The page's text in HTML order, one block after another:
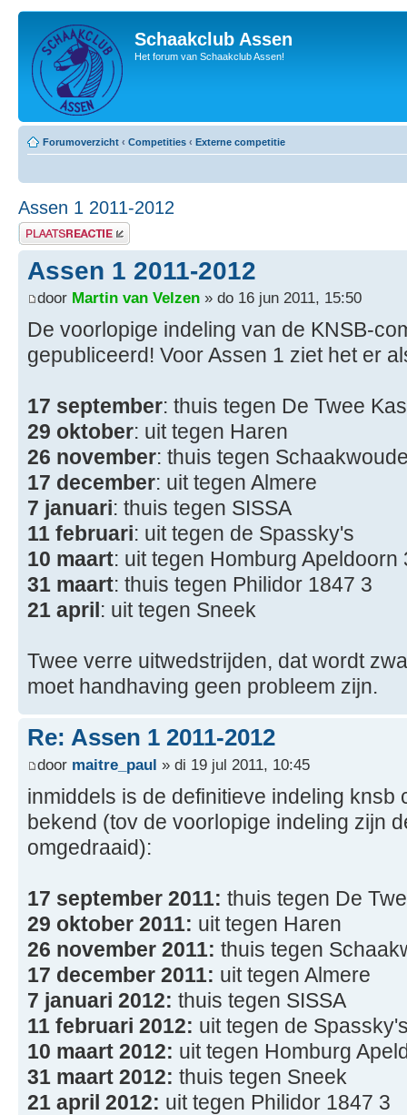
Schaakclub Assen
Het forum van Schaakclub Assen!
Forumoverzicht ‹ Competities ‹ Externe competitie
Assen 1 2011-2012
Plaats een reactie
Assen 1 2011-2012
door Martin van Velzen » do 16 jun 2011, 15:50
De voorlopige indeling van de KNSB-
gepubliceerd! Voor Assen 1 ziet het er
17 september: thuis tegen De Twee
29 oktober: uit tegen Haren
26 november: thuis tegen
17 december: uit tegen Almere
7 januari: thuis tegen SISSA
11 februari: uit tegen de Spassky's
10 maart: uit tegen Homburg Apeldoorn
31 maart: thuis tegen Philidor 1847 3
21 april: uit tegen Sneek
Twee verre uitwedstrijden, dat wordt
moet handhaving geen probleem zijn.
Re: Assen 1 2011-2012
door maitre_paul » di 19 jul 2011, 10:45
inmiddels is de definitieve indeling knsb
bekend (tov de voorlopige indeling zijn
omgedraaid):
17 september 2011: thuis tegen De
29 oktober 2011: uit tegen Haren
26 november 2011: thuis tegen
17 december 2011: uit tegen Almere
7 januari 2012: thuis tegen SISSA
11 februari 2012: uit tegen de
10 maart 2012: uit tegen Homburg
31 maart 2012: thuis tegen Sneek
21 april 2012: uit tegen Philidor 1847 3